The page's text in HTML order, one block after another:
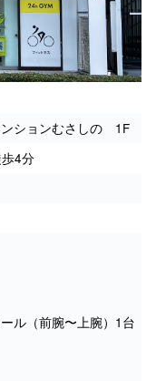
ションむさしの 1F
4分
ル（前腕〜上腕）1台